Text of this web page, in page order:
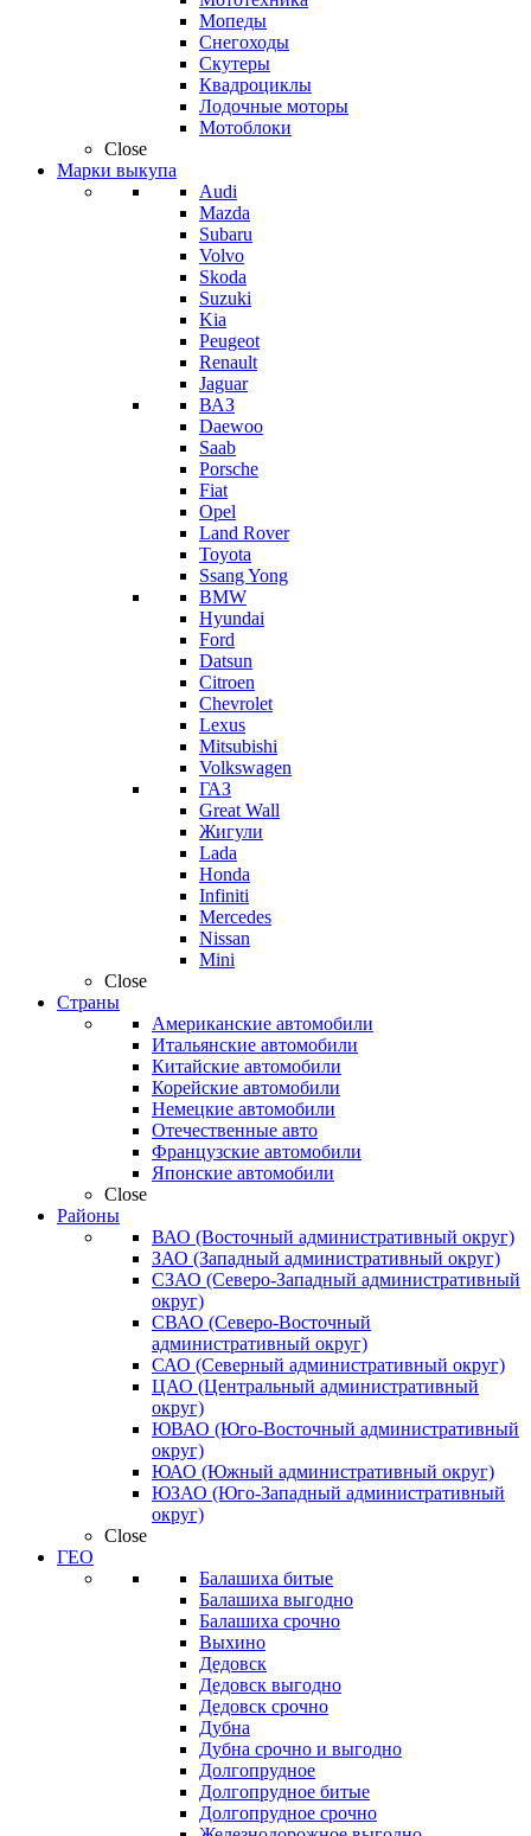
Мопеды
Снегоходы
Скутеры
Квадроциклы
Лодочные моторы
Мотоблоки
Close
Марки выкупа
Audi
Mazda
Subaru
Volvo
Skoda
Suzuki
Kia
Peugeot
Renault
Jaguar
ВАЗ
Daewoo
Saab
Porsche
Fiat
Opel
Land Rover
Toyota
Ssang Yong
BMW
Hyundai
Ford
Datsun
Citroen
Chevrolet
Lexus
Mitsubishi
Volkswagen
ГАЗ
Great Wall
Жигули
Lada
Honda
Infiniti
Mercedes
Nissan
Mini
Close
Страны
Американские автомобили
Итальянские автомобили
Китайские автомобили
Корейские автомобили
Немецкие автомобили
Отечественные авто
Французские автомобили
Японские автомобили
Close
Районы
ВАО (Восточный административный округ)
ЗАО (Западный административный округ)
СЗАО (Северо-Западный административный
округ)
СВАО (Северо-Восточный
административный округ)
САО (Северный административный округ)
ЦАО (Центральный административный
округ)
ЮВАО (Юго-Восточный административный
округ)
ЮАО (Южный административный округ)
ЮЗАО (Юго-Западный административный
округ)
Close
ГЕО
Балашиха битые
Балашиха выгодно
Балашиха срочно
Выхино
Дедовск
Дедовск выгодно
Дедовск срочно
Дубна
Дубна срочно и выгодно
Долгопрудное
Долгопрудное битые
Долгопрудное срочно